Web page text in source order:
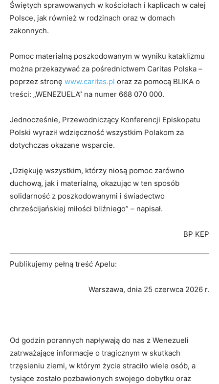
Świętych sprawowanych w kościołach i kaplicach w całej
Polsce, jak również w rodzinach oraz w domach
zakonnych.
Pomoc materialną poszkodowanym w wyniku kataklizmu
można przekazywać za pośrednictwem Caritas Polska –
poprzez stronę www.caritas.pl oraz za pomocą BLIKA o
treści: „WENEZUELA” na numer 668 070 000.
Jednocześnie, Przewodniczący Konferencji Episkopatu
Polski wyraził wdzięczność wszystkim Polakom za
dotychczas okazane wsparcie.
„Dziękuję wszystkim, którzy niosą pomoc zarówno
duchową, jak i materialną, okazując w ten sposób
solidarność z poszkodowanymi i świadectwo
chrześcijańskiej miłości bliźniego” – napisał.
BP KEP
Publikujemy pełną treść Apelu:
Warszawa, dnia 25 czerwca 2026 r.
Od godzin porannych napływają do nas z Wenezueli
zatrważające informacje o tragicznym w skutkach
trzęsieniu ziemi, w którym życie straciło wiele osób, a
tysiące zostało pozbawionych swojego dobytku oraz